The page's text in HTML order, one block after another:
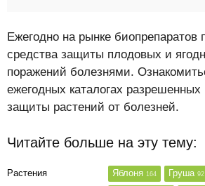
Ежегодно на рынке биопрепаратов
средства защиты плодовых и
поражений болезнями.
ежегодных каталогах разрешенных
защиты растений от болезней.
Читайте больше на эту тему:
Растения Яблоня 164 Груша 92